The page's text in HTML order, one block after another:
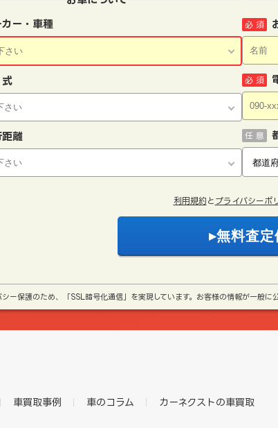
カー・車種
距離
必 須
必 須
任 意
利用規約 と プライバシーポ
シー保護のため、「SSL暗号化通信」を実現しています。お客様の情報が一般
車買取事例 車のコラム カーネクストの車買取